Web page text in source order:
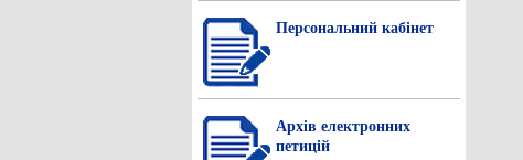
Персональний кабінет
Архів електронних
петицій